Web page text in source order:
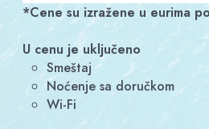
*Cene su izražene u eurima
U cenu je uključeno
Smeštaj
Noćenje sa doručkom
Wi-Fi